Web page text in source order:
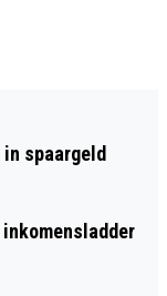
spaargeld